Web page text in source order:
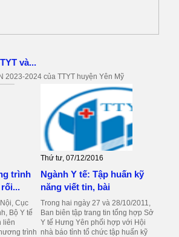
và...
2023-2024 của TTYT huyện Yên Mỹ
trình
Cục
Bộ Y tế
liên
trình
Thứ tư, 07/12/2016
Ngành Y tế: Tập huấn kỹ
năng viết tin, bài
Trong hai ngày 27 và 28/10/2011,
Ban biên tập trang tin tổng hợp Sở
Y tế Hưng Yên phối hợp với Hội
nhà báo tỉnh tổ chức tập huấn kỹ